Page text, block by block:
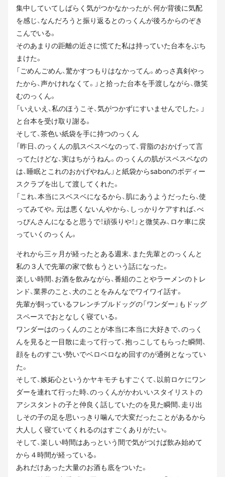
集中していてしばらく気がつかなかったが、何か背後に気配
を感じ、なんだろうと振り返るとのっくんが後ろからのぞき
こんでいる。
そのあまりの距離の近さに慌てた私は持っていた台本をぶち
まけた。
「ごめんごめん、驚かすつもりはなかってん。めっさ真剣やっ
たから、声かけれなくて。」と拾った台本を手渡しながら、微笑
むのっくん。
「いえいえ、私のほうこそ、気がつかずにすいませんでした。」
と台本を受け取り謝る。
そして、茶色い紙袋を手に持つのっくん
「昨日、のっくんの肌スベスベなのって、背脂のおかげって言
ってたけどな、実はちがうねん。のっくんの肌がスベスベなの
は、睡眠とこれのおかげやねん」と紙袋からsabonのボディー
スクラブを出して渡してくれた。
「これ、本当にスベスベになるから、肌にあうようだったら、使
ってみてや。元は悪くないんやから、しっかりケアすれば、べ
っぴんさんになると思うで！頑張りや！」と微笑み、ロケ車に戻
っていくのっくん。
それから三ヶ月が経ったとある週末、また先輩とのっくんと
私の３人で先輩の家で飲もうという話になった。
楽しい時間、お酒を飲みながら、番組のことやラーメンのトレ
ンド、業界のこと、犬のことをみんなでワイワイ話す。
先輩が飼っているフレンチブルドッグの「ワンダー」もドッグ
スペースでおとなしく寝ている。
ワンダーはのっくんのことが本当に本当に大好きで、のっく
んを見ると一目散に走って行って、抱っこしてもらった瞬間、
顔をものすごい勢いでベロベロなめ回すのが通例となってい
た。
そして、嫉妬心というかヤキモチもすごくて、以前ロケにワン
ダーを連れて行った時、のっくんがかわいいスタイリストの
アシスタントの子と仲良く話していたのを見た瞬間、走り出
しその子の足を思いっきり噛んで大変だったことがあるから
大人しく寝ていてくれるのはすごくありがたい。
そして、楽しい時間はあっという間で気がつけば飲み始めて
から４時間が経っている。
あれだけあった大量のお酒も底をついた。